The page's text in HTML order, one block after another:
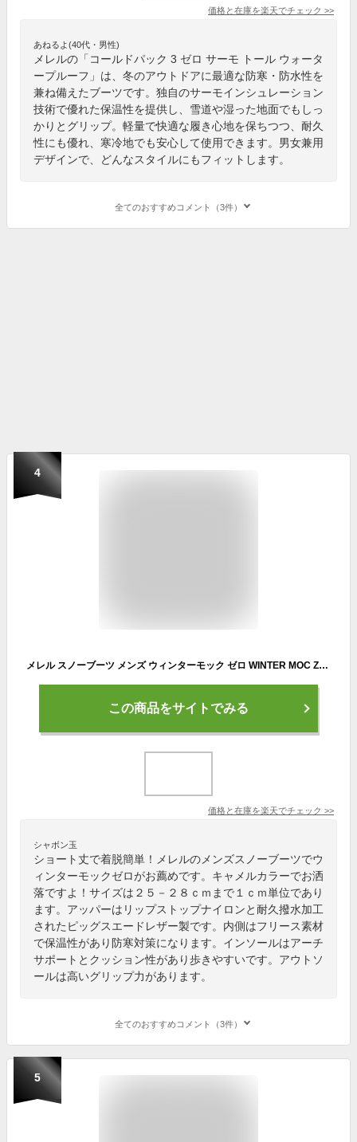
価格と在庫を楽天でチェック >>
あねるよ(40代・男性)
メレルの「コールドパック 3 ゼロ サーモ トール ウォータ
ープルーフ」は、冬のアウトドアに最適な防寒・防水性を
兼ね備えたブーツです。独自のサーモインシュレーション
技術で優れた保温性を提供し、雪道や湿った地面でもしっ
かりとグリップ。軽量で快適な履き心地を保ちつつ、耐久
性にも優れ、寒冷地でも安心して使用できます。男女兼用
デザインで、どんなスタイルにもフィットします。
全てのおすすめコメント（3件）
4
メレル スノーブーツ メンズ ウィンターモック ゼロ WINTER MOC ZERO J005603 ショートブーツ MERRELL 冬靴 保温 防寒 防水 ウィンターブーツ あったか 滑らない【正規取扱店】
この商品をサイトでみる
価格と在庫を楽天でチェック >>
シャボン玉
ショート丈で着脱簡単！メレルのメンズスノーブーツでウ
ィンターモックゼロがお薦めです。キャメルカラーでお洒
落ですよ！サイズは２５－２８ｃｍまで１ｃｍ単位であり
ます。アッパーはリップストップナイロンと耐久撥水加工
されたピッグスエードレザー製です。内側はフリース素材
で保温性があり防寒対策になります。インソールはアーチ
サポートとクッション性があり歩きやすいです。アウトソ
ールは高いグリップ力があります。
全てのおすすめコメント（3件）
5